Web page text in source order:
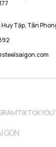
Tập, Tân
TIKTOK
GON